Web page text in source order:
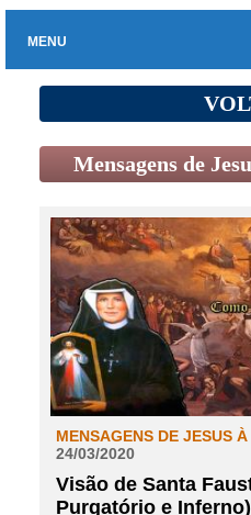
MENU
Mensagens de
MENSAGENS DE JESUS
24/03/2020
Visão de Santa
Purgatório e Inferno)